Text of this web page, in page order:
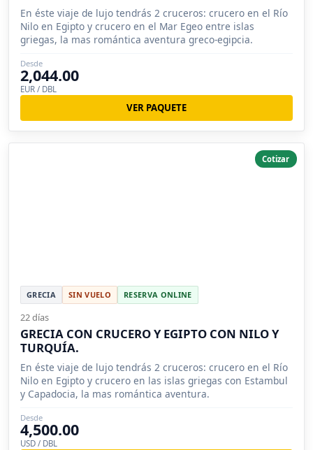
En éste viaje de lujo tendrás 2 cruceros: crucero en el Río
Nilo en Egipto y crucero en el Mar Egeo entre islas
griegas, la mas romántica aventura greco-egipcia.
Desde
2,044.00
EUR / DBL
VER PAQUETE
Cotizar
GRECIA SIN VUELO RESERVA ONLINE
22 días
GRECIA CON CRUCERO Y EGIPTO CON NILO Y
TURQUÍA.
En éste viaje de lujo tendrás 2 cruceros: crucero en el Río
Nilo en Egipto y crucero en las islas griegas con Estambul
y Capadocia, la mas romántica aventura.
Desde
4,500.00
USD / DBL